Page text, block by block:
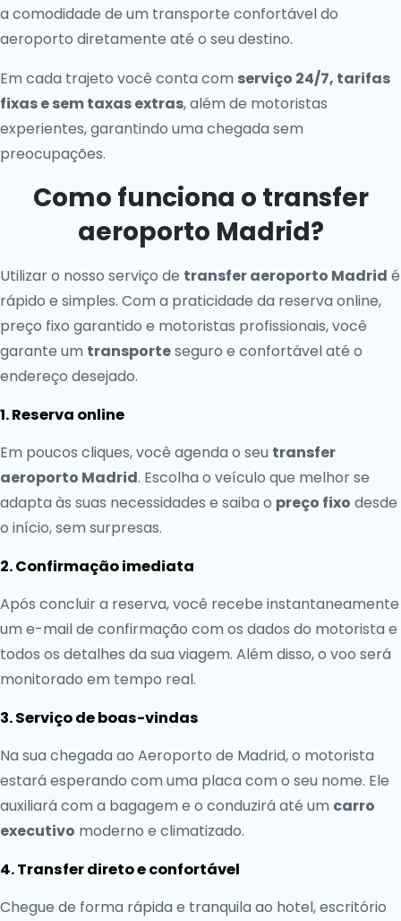
a comodidade de um transporte confortável do
aeroporto diretamente até o seu destino.
Em cada trajeto você conta com serviço 24/7, tarifas
fixas e sem taxas extras, além de motoristas
experientes, garantindo uma chegada sem
preocupações.
Como funciona o transfer
aeroporto Madrid?
Utilizar o nosso serviço de transfer aeroporto Madrid é
rápido e simples. Com a praticidade da reserva online,
preço fixo garantido e motoristas profissionais, você
garante um transporteseguro e confortável até o
endereço desejado.
1. Reserva online
Em poucos cliques, você agenda o seu transfer
aeroporto Madrid. Escolha o veículo que melhor se
adapta às suas necessidades e saiba o preço fixo desde
o início, sem surpresas.
2. Confirmação imediata
Após concluir a reserva, você recebe instantaneamente
um e-mail de confirmação com os dados do motorista e
todos os detalhes da sua viagem. Além disso, o voo será
monitorado em tempo real.
3. Serviço de boas-vindas
Na sua chegada ao Aeroporto de Madrid, o motorista
estará esperando com uma placa com o seu nome. Ele
auxiliará com a bagagem e o conduzirá até um carro
executivo moderno e climatizado.
4. Transfer direto e confortável
Chegue de forma rápida e tranquila ao hotel, escritório